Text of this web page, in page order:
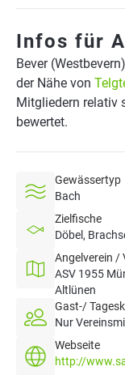
Infos für
Bever
der Nähe von
Mitgliedern relativ
bewertet.
Gewässertyp
Bach
Zielfische
Döbel,
Angelverein /
ASV 1955
Altlünen
Gast-/
Nur
Webseite
http://